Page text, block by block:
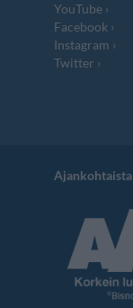
YouTube
Facebook
Instagram
Twitter
Ajankohtaista